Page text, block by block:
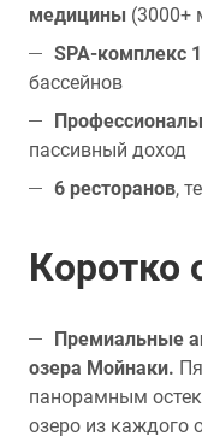
медицины (3000+
SPA-комплекс
бассейнов
пассивный доход
6 ресторанов,
Коротко
Премиальные
озера Мойнаки.
панорамным
озеро из каждого